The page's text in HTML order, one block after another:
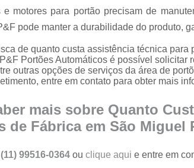
portões
Serviço de
portões
Serviços de
solda em
Trava
magnética de
segurança
Troca de cabo
e motores para portão precisam de
pode manter a durabilidade do produto,
de quanto custa assistência técnica
Portões Automáticos é possível
outras opções de serviços da área de
entre em contato para obter mais
mais sobre Quanto
de Fábrica em São Miguel
(11) 99516-0364ouclique aqui e entre em